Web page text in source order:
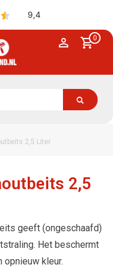
0
2,5 Liter
2,5
geeft (ongeschaafd)
Het beschermt
opnieuw kleur.